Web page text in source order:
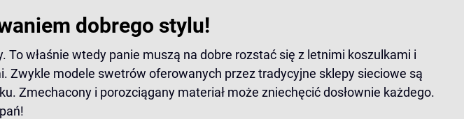
dobrego stylu!
właśnie wtedy panie muszą na dobre rozstać się z letnimi koszulkami i
Zwykle modele swetrów oferowanych przez tradycyjne sklepy sieciowe są
Zmechacony i porozciągany materiał może zniechęcić dosłownie każdego.